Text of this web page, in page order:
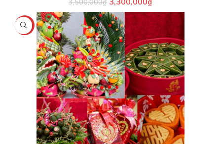
3,500,000₫
-24%